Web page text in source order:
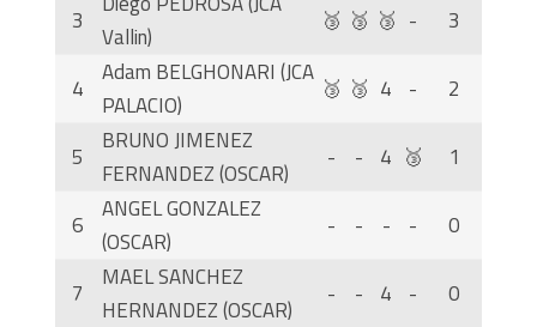
3
Vallin)
🥉 🥉 🥉 - 3
4
Adam BELGHONARI (JCA
PALACIO)
🥉 🥉 4 - 2
5
BRUNO JIMENEZ
FERNANDEZ (OSCAR)
- - 4 🥉 1
6
ANGEL GONZALEZ
(OSCAR)
- - - - 0
7
MAEL SANCHEZ
HERNANDEZ (OSCAR)
- - 4 - 0